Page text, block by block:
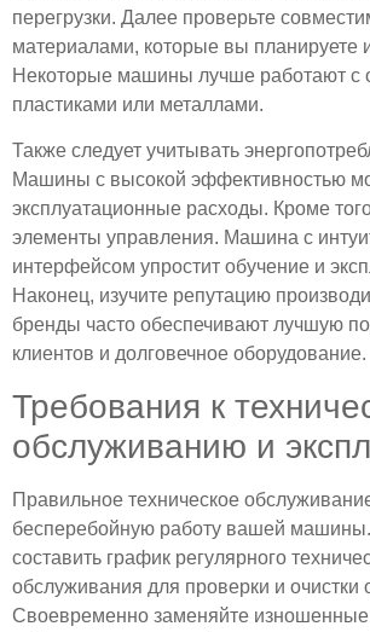
перегрузки. Далее проверьте
материалами, которые вы планируете
Некоторые машины лучше работают с
пластиками или металлами.
Также следует учитывать
Машины с высокой эффективностью
эксплуатационные расходы. Кроме
элементы управления. Машина с
интерфейсом упростит обучение и
Наконец, изучите репутацию
бренды часто обеспечивают лучшую
клиентов и долговечное оборудование.
Требования к
обслуживанию и
Правильное техническое
бесперебойную работу вашей
составить график регулярного
обслуживания для проверки и очистки
Своевременно заменяйте изношенные